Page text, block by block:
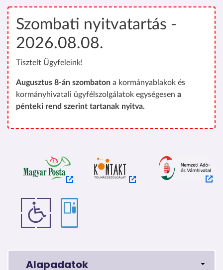
Szombati nyitvatartás -
2026.08.08.
Tisztelt Ügyfeleink!
Augusztus 8-án szombaton a kormányablakok és
kormányhivatali ügyfélszolgálatok egységesen a
pénteki rend szerint tartanak nyitva.
Alapadatok